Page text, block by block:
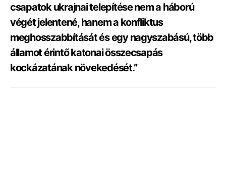
csapatok ukrajnai telepítése nem a háború
végét jelentené, hanem a konfliktus
meghosszabbítását és egy nagyszabású, több
államot érintő katonai összecsapás
kockázatának növekedését.”